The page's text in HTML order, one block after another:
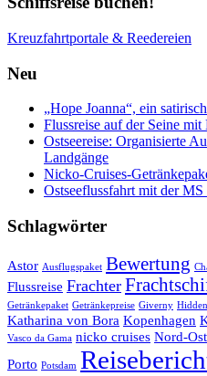
Kreuzfahrtportale & Reedereien
Neu
„Hope Joanna“, ein
Flussreise auf der Seine
Ostseereise: Organisierte
Landgänge
Nicko-Cruises-
Ostseeflussfahrt mit der
Schlagwörter
Astor Ausflugspaket Bewertung
Flussreise Frachter
Getränkepaket Getränkepreise Giverny
Katharina von Bora Kopenhagen
Vasco da Gama nicko cruises Nord-
Porto Potsdam